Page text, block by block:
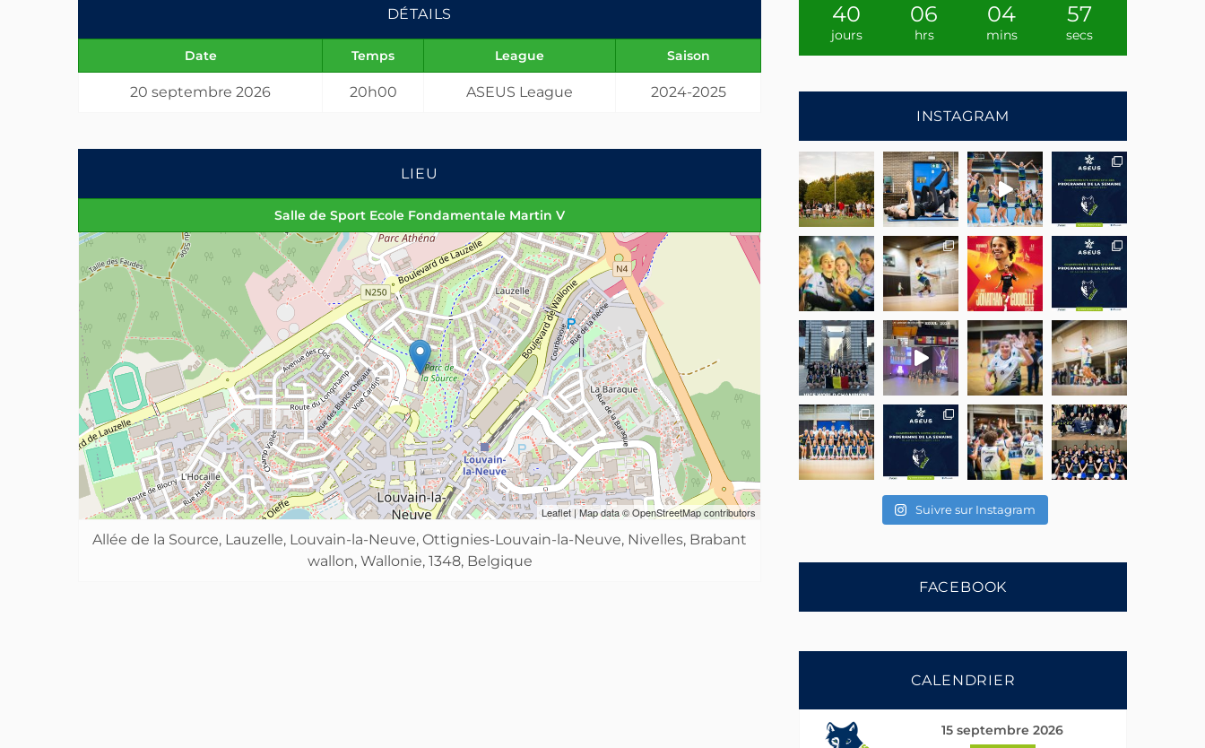
DÉTAILS
Date Temps League Saison
20 septembre 2026 20h00 ASEUS League 2024-2025
LIEU
Salle de Sport Ecole Fondamentale Martin V
Leaflet | Map data ©OpenStreetMapcontributors
Allée de la Source, Lauzelle, Louvain-la-Neuve, Ottignies-Louvain-la-Neuve, Nivelles, Brabant
wallon, Wallonie, 1348, Belgique
40
jours
06
hrs
04
mins
56
secs
INSTAGRAM
Suivre sur Instagram
FACEBOOK
CALENDRIER
15 septembre 2026